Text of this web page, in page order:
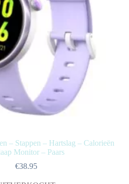
– Stappen – Hartslag – Calorieën
Monitor – Paars
€38.95